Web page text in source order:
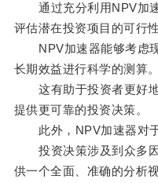
通过充分利用NPV加速
评估潜在投资项目的可行性
NPV加速器能够考虑现
长期效益进行科学的测算。
这有助于投资者更好地
提供更可靠的投资决策。
此外，NPV加速器对于
投资决策涉及到众多因
供一个全面、准确的分析视